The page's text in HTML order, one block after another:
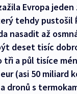
Evropa
tehdy pustošil
nasadit až
deset tisíc
tři a půl tisíce
(asi 50 miliard
dronů s